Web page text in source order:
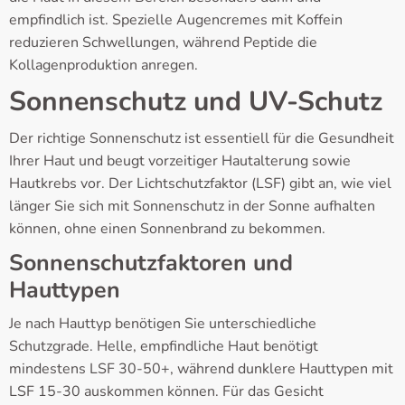
empfindlich ist. Spezielle Augencremes mit Koffein
reduzieren Schwellungen, während Peptide die
Kollagenproduktion anregen.
Sonnenschutz und UV-Schutz
Der richtige Sonnenschutz ist essentiell für die Gesundheit
Ihrer Haut und beugt vorzeitiger Hautalterung sowie
Hautkrebs vor. Der Lichtschutzfaktor (LSF) gibt an, wie viel
länger Sie sich mit Sonnenschutz in der Sonne aufhalten
können, ohne einen Sonnenbrand zu bekommen.
Sonnenschutzfaktoren und
Hauttypen
Je nach Hauttyp benötigen Sie unterschiedliche
Schutzgrade. Helle, empfindliche Haut benötigt
mindestens LSF 30-50+, während dunklere Hauttypen mit
LSF 15-30 auskommen können. Für das Gesicht